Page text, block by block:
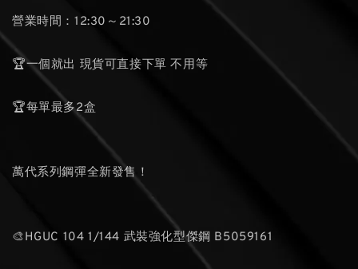
營業時間：12:30～21:30
🏆一個就出 現貨可直接下單 不用等
🏆每單最多2盒
萬代系列鋼彈全新發售！
🎨HGUC 104 1/144 武裝強化型傑鋼 B5059161